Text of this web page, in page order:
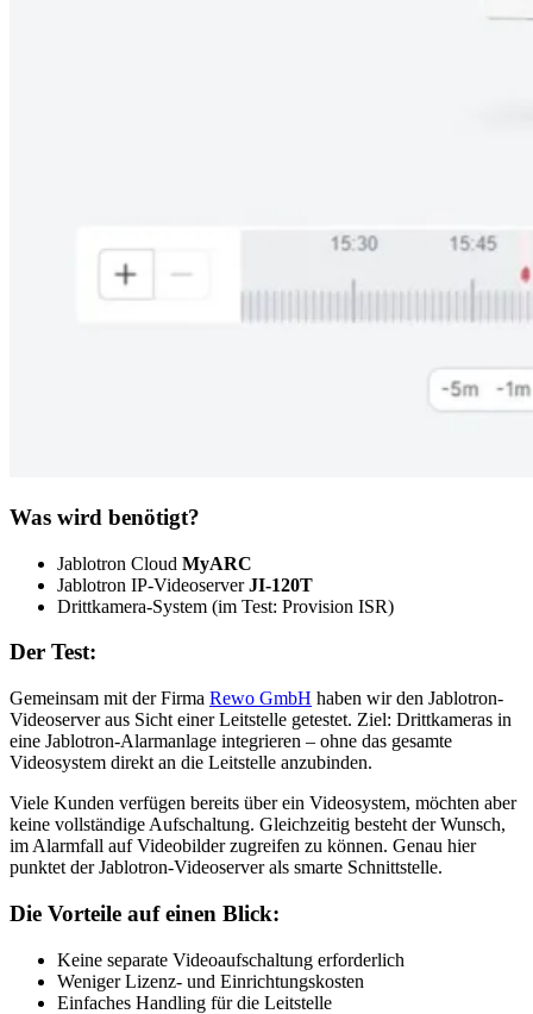
Was wird benötigt?
Jablotron Cloud MyARC
Jablotron IP-VideoserverJI-120T
Drittkamera-System (im Test: Provision ISR)
Der Test:
Gemeinsam mit der Firma Rewo GmbH haben wir den Jablotron-
Videoserver aus Sicht einer Leitstelle getestet. Ziel: Drittkameras in
eine Jablotron-Alarmanlage integrieren – ohne das gesamte
Videosystem direkt an die Leitstelle anzubinden.
Viele Kunden verfügen bereits über ein Videosystem, möchten aber
keine vollständige Aufschaltung. Gleichzeitig besteht der Wunsch,
im Alarmfall auf Videobilder zugreifen zu können. Genau hier
punktet der Jablotron-Videoserver als smarte Schnittstelle.
Die Vorteile auf einen Blick:
Keine separate Videoaufschaltung erforderlich
Weniger Lizenz- und Einrichtungskosten
Einfaches Handling für die Leitstelle